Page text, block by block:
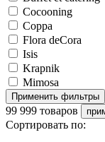
Cocooning
Coppa
Flora deCora
Isis
Krapnik
Mimosa
99 999 товаров
Сортировать по: